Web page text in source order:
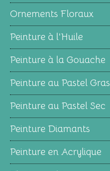
Ornements Floraux
Peinture à l'Huile
Peinture à la Gouache
Peinture au Pastel Gras
Peinture au Pastel Sec
Peinture Diamants
Peinture en Acrylique